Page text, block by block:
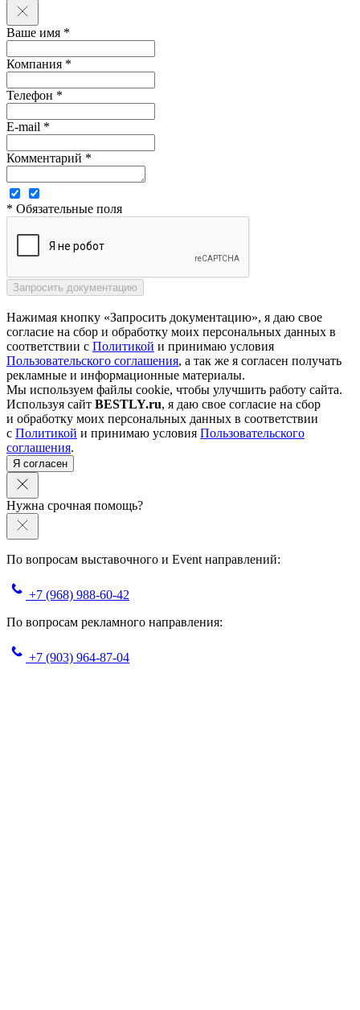
Ваше имя *
Компания *
Телефон *
E-mail *
Комментарий *
* Обязательные поля
Нажимая кнопку «Запросить документацию», я даю свое
согласие на сбор и обработку моих персональных данных в
соответствии с Политикой и принимаю условия
Пользовательского соглашения, а так же я согласен получать
рекламные и информационные материалы.
Мы используем файлы cookie, чтобы улучшить работу сайта.
Используя сайт BESTLY.ru, я даю свое согласие на сбор
и обработку моих персональных данных в соответствии
с Политикой и принимаю условия Пользовательского
соглашения.
Я согласен
Нужна срочная помощь?
По вопросам выставочного и Event направлений:
+7 (968) 988-60-42
По вопросам рекламного направления:
+7 (903) 964-87-04